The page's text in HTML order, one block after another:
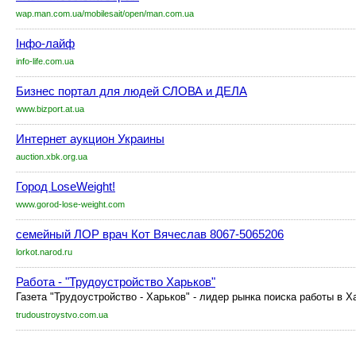
wap.man.com.ua/mobilesait/open/man.com.ua
Інфо-лайф
info-life.com.ua
Бизнес портал для людей СЛОВА и ДЕЛА
www.bizport.at.ua
Интернет аукцион Украины
auction.xbk.org.ua
Город LoseWeight!
www.gorod-lose-weight.com
семейный ЛОР врач Кот Вячеслав 8067-5065206
lorkot.narod.ru
Работа - "Трудоустройство Харьков"
Газета "Трудоустройство - Харьков" - лидер рынка поиска работы в
trudoustroystvo.com.ua